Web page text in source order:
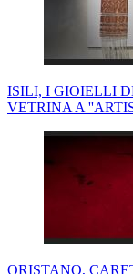
ISILI, I GIOIELLI
VETRINA A
ORISTANO,